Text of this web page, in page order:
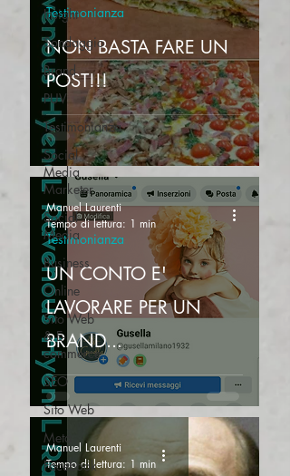
Insight
Sondaggio
Brand
PUV
Testimonianza
Social
Media
Marketer
Social
Media
Business
Online
Sito Web
& E-
commerce
SEO
Sito Web
Meta
Facebook
NON BASTA FARE UN
POST!!!
Testimonianza
UN CONTO E'
LAVORARE PER UN
BRAND...
Testimonianza
Manuel Laurenti
Tempo di lettura: 1 min
Manuel Laurenti
Tempo di lettura: 1 min